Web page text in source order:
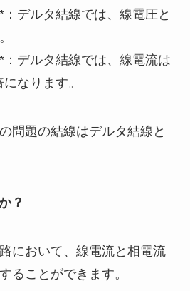
デルタ結線では、線電圧と
デルタ結線では、線電流は
なります。
問題の結線はデルタ結線と
？
において、線電流と相電流
ることができます。